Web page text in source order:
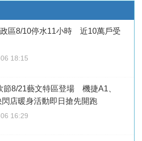
區8/10停水11小時 近10萬戶受
18:15
節8/21藝文特區登場 機捷A1、
店暖身活動即日搶先開跑
16:29